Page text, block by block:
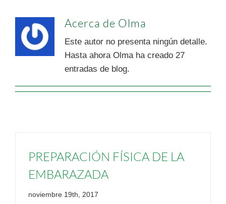
Acerca de Olma
Este autor no presenta ningún detalle.
Hasta ahora Olma ha creado 27
entradas de blog.
PREPARACIÓN FÍSICA DE LA
EMBARAZADA
noviembre 19th, 2017